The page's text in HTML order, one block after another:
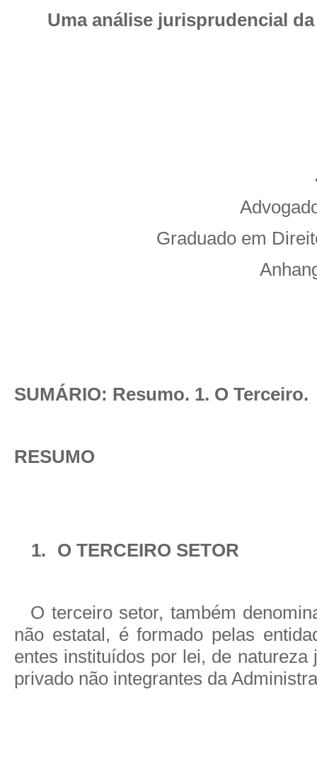
Uma análise jurisprudencial da
Graduado em
SUMÁRIO: Resumo. 1. O Terceiro.
RESUMO
1. O TERCEIRO SETOR
O terceiro setor, também
não estatal, é formado pelas
entes instituídos por lei, de natureza
privado não integrantes da